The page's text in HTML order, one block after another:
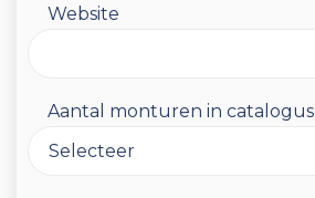
Website
Aantal monturen in catalogus